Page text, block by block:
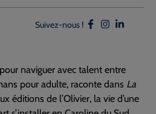
Suivez-nous !
naviguer avec talent entre
pour adulte, raconte dans La
éditions de l’Olivier, la vie d’une